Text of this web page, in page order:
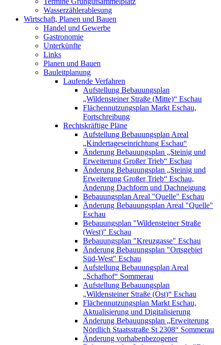
Wasserzählerablesung
Wirtschaft, Planen und Bauen
Handel und Gewerbe
Gastronomie
Unterkünfte
Links
Planen und Bauen
Bauleitplanung
Laufende Verfahren
Aufstellung Bebauungsplan
„Wildensteiner Straße (Mitte)“ Eschau
Flächennutzungsplan Markt Eschau,
Fortschreibung
Rechtskräftige Pläne
Aufstellung Bebauungsplan Areal
„Kindertageseinrichtung Eschau“
Änderung Bebauungsplan „Steinig und
Erweiterung Großer Trieb“ Eschau
Änderung Bebauungsplan „Steinig und
Erweiterung Großer Trieb“ Eschau,
Änderung Dachform und Dachneigung
Bebauungsplan Areal "Quelle" Eschau
Änderung Bebauungsplan Areal "Quelle"
Eschau
Bebauungsplan "Wildensteiner Straße
(West)" Eschau
Bebauungsplan "Kreuzgasse" Eschau
Änderung Bebauungsplan "Ortsgebiet
Süd-West" Eschau
Aufstellung Bebauungsplan Areal
„Schafhof“ Sommerau
Aufstellung Bebauungsplan
„Wildensteiner Straße (Ost)“ Eschau
Flächennutzungsplan Markt Eschau,
Aktualisierung und Digitalisierung
Änderung Bebauungsplan „Erweiterung
Nördlich Staatsstraße St 2308“ Sommerau
Änderung vorhabenbezogener